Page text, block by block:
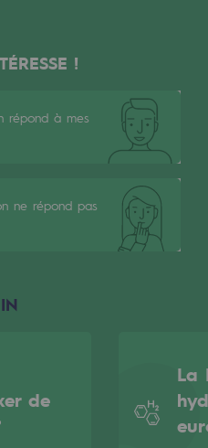
procédés durables
et procédés
et gazéification
!
répond à mes
ne répond pas
de
La